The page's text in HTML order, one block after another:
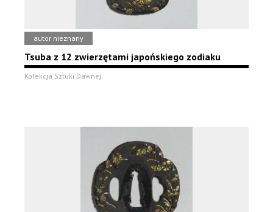
autor nieznany
Tsuba z 12 zwierzętami japońskiego zodiaku
Kolekcja Sztuki Dawnej